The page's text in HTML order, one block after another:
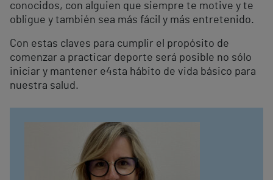
conocidos, con alguien que siempre te motive y te
obligue y también sea más fácil y más entretenido.
Con estas claves para cumplir el propósito de
comenzar a practicar deporte será posible no sólo
iniciar y mantener e4sta hábito de vida básico para
nuestra salud.